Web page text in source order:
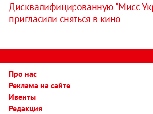
Дисквалифицированную "Мисс
пригласили сняться в кино
Про нас
Реклама на сайте
Ивенты
Редакция